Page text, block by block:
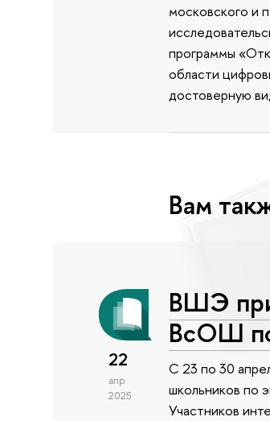
московского и
программы
области
достоверную
Вам
22
апр
2025
ВШЭ
ВсОШ
С 23 по 30
школьников по
Участников